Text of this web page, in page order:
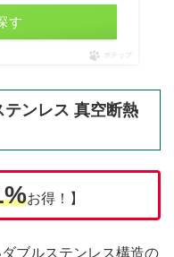
す
ポチップ
ンレス 真空断熱
お得！】
ブルステンレス構造の